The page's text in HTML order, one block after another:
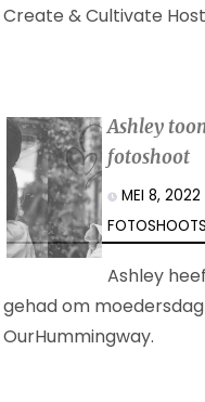
Create & Cultivate
Ashley
fotoshoot
MEI 8,
Ashley
gehad om
OurHummingway.